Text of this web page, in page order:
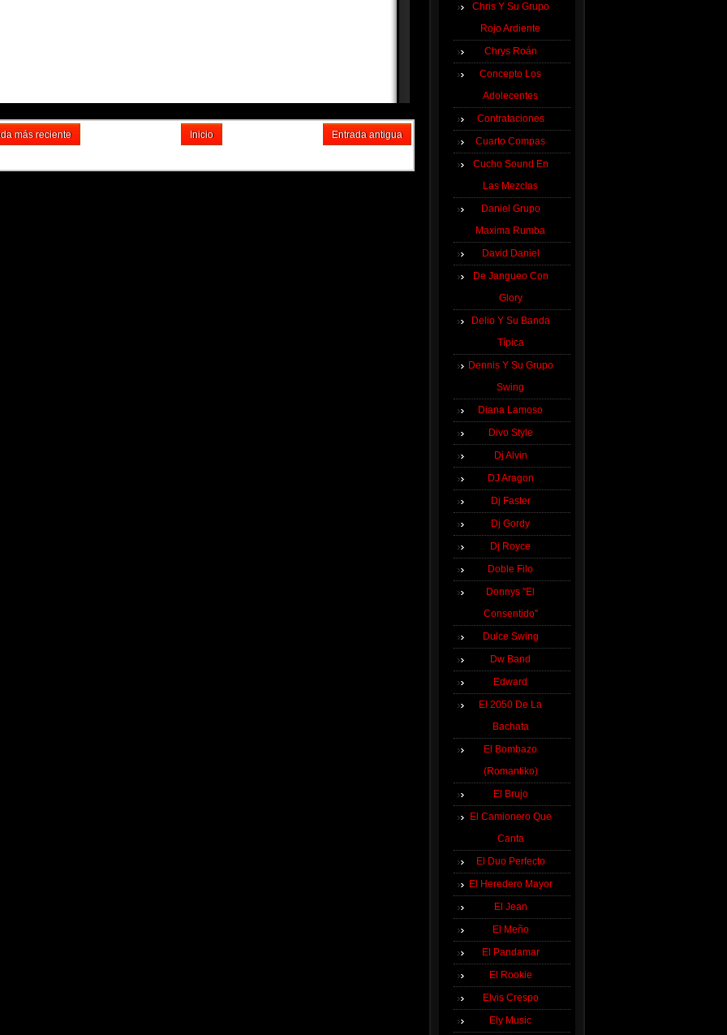
más reciente Entrada antigua
Inicio
Chris Y Su Grupo
Rojo Ardiente
Chrys Roán
Concepto Los
Adolecentes
Contrataciones
Cuarto Compas
Cucho Sound En
Las Mezclas
Daniel Grupo
Maxima Rumba
David Daniel
De Jangueo Con
Glory
Delio Y Su Banda
Típica
Dennis Y Su Grupo
Swing
Diana Lamoso
Divo Style
Dj Alvin
DJ Aragon
Dj Faster
Dj Gordy
Dj Royce
Doble Filo
Donnys ''El
Consentido''
Dulce Swing
Dw Band
Edward
El 2050 De La
Bachata
El Bombazo
(Romantiko)
El Brujo
El Camionero Que
Canta
El Duo Perfecto
El Heredero Mayor
El Jean
El Meño
El Pandamar
El Rookie
Elvis Crespo
Ely Music